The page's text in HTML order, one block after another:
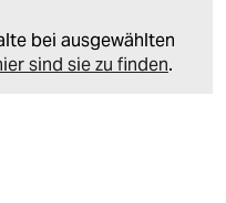
bei ausgewählten
sind sie zu finden.